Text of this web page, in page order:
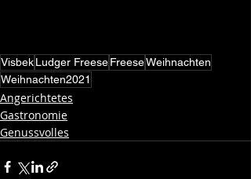
VisbekLudger FreeseFreeseWeihnachten
Weihnachten2021
Angerichtetes
Gastronomie
Genussvolles